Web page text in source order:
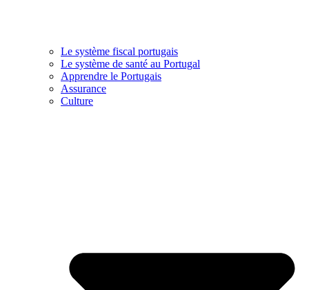
Le système fiscal portugais
Le système de santé au Portugal
Apprendre le Portugais
Assurance
Culture